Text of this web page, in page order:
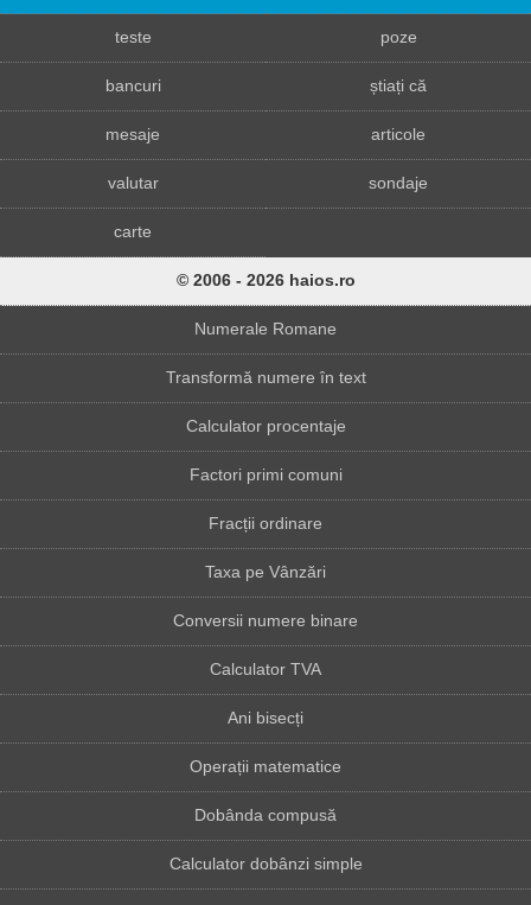
teste poze
bancuri știați că
mesaje articole
valutar sondaje
carte
© 2006 - 2026 haios.ro
Numerale Romane
Transformă numere în text
Calculator procentaje
Factori primi comuni
Fracții ordinare
Taxa pe Vânzări
Conversii numere binare
Calculator TVA
Ani bisecți
Operații matematice
Dobânda compusă
Calculator dobânzi simple